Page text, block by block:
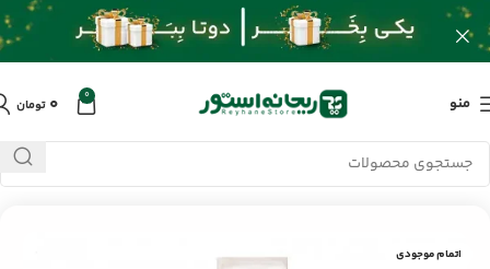
منو 0 ۰ تومان
خانه/محصولات/لوازم جانبی موبایل/کابل شارژ Gold Safe & Speed
اتمام موجودی